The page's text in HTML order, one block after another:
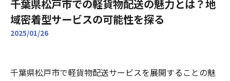
千葉県松戸市での軽貨物配送の魅力とは？地
域密着型サービスの可能性を探る
2025/01/26
千葉県松戸市で軽貨物配送サービスを展開することの魅